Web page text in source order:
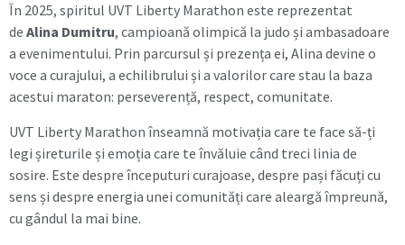
În 2025, spiritul UVT Liberty Marathon este reprezentat
de Alina Dumitru, campioană olimpică la judo și ambasadoare
a evenimentului. Prin parcursul și prezența ei, Alina devine o
voce a curajului, a echilibrului și a valorilor care stau la baza
acestui maraton: perseverență, respect, comunitate.
UVT Liberty Marathon înseamnă motivația care te face să-ți
legi șireturile și emoția care te învăluie când treci linia de
sosire. Este despre începuturi curajoase, despre pași făcuți cu
sens și despre energia unei comunități care aleargă împreună,
cu gândul la mai bine.